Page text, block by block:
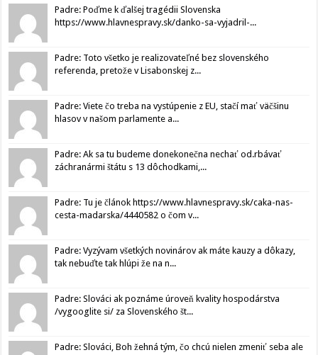
Padre: Poďme k ďalšej tragédii Slovenska
https://www.hlavnespravy.sk/danko-sa-vyjadril-...
Padre: Toto všetko je realizovateľné bez slovenského
referenda, pretože v Lisabonskej z...
Padre: Viete čo treba na vystúpenie z EU, stačí mať väčšinu
hlasov v našom parlamente a...
Padre: Ak sa tu budeme donekonečna nechať od.rbávať
záchranármi štátu s 13 dôchodkami,...
Padre: Tu je článok https://www.hlavnespravy.sk/caka-nas-
cesta-madarska/4440582 o čom v...
Padre: Vyzývam všetkých novinárov ak máte kauzy a dôkazy,
tak nebuďte tak hlúpi že na n...
Padre: Slováci ak poznáme úroveň kvality hospodárstva
/vygooglite si/ za Slovenského št...
Padre: Slováci, Boh žehná tým, čo chcú nielen zmeniť seba ale